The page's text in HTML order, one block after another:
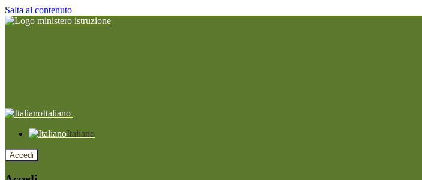
Salta al contenuto
Italiano
Italiano
Accedi